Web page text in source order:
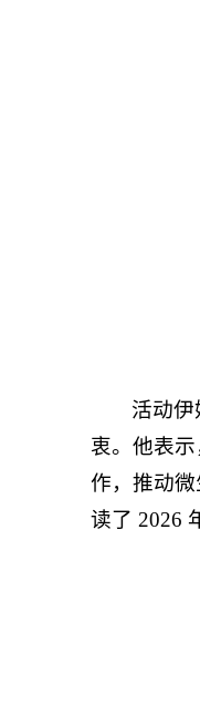
活动
衷。他表
作，推动
读了 2026